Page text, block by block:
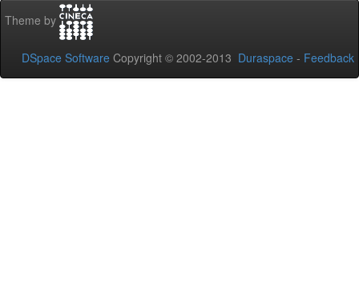
Theme by
DSpace Software Copyright © 2002-2013 Duraspace - Feedback